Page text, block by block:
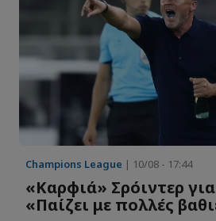
Champions League | 10/08 - 17:44
«Καρφιά» Σρόιντερ
«Παίζει με πολλές